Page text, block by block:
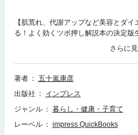
【肌荒れ、代謝アップなど美容とダ
る！よく効くツボ押し解説本の決定
くと、肉体と精神に負荷が加わって
なかった翌日は、頭が痛かったり、
なってしまうものです。このような
スによって神経の流れが悪くなって、
け知っておけばたいていの症状に対応
悩み別にまとめました。帰宅後のリラ
＞・肌荒れ・ニキビ、吹き出物・シミ
著者
五十嵐康彦
出版社
インプレス
ジャンル
暮らし・健康・子育て
レーベル
impress QuickBooks